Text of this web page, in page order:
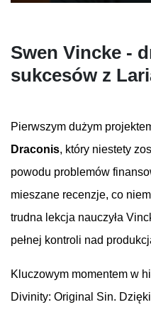
Swen Vincke -
sukcesów z
Pierwszym dużym
Draconis, który niestety
powodu problemów
mieszane recenzje, co
trudna lekcja nauczyła
pełnej kontroli nad
Kluczowym momentem w
Divinity: Original Sin.